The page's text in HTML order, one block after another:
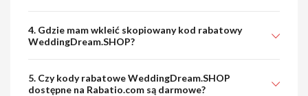
4. Gdzie mam wkleić skopiowany kod rabatowy
WeddingDream.SHOP?
5. Czy kody rabatowe WeddingDream.SHOP
dostępne na Rabatio.com są darmowe?